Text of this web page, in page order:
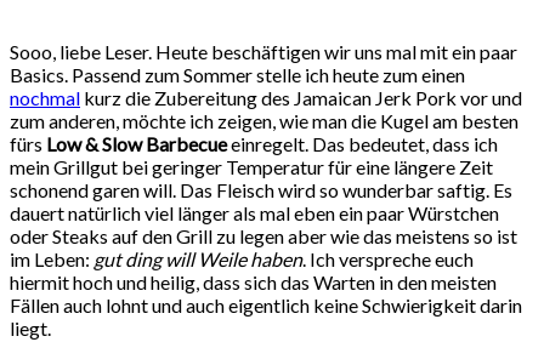
Sooo, liebe Leser. Heute beschäftigen wir uns mal mit ein paar
Basics. Passend zum Sommer stelle ich heute zum einen
nochmal kurz die Zubereitung des Jamaican Jerk Pork vor und
zum anderen, möchte ich zeigen, wie man die Kugel am besten
fürs Low & Slow Barbecueeinregelt. Das bedeutet, dass ich
mein Grillgut bei geringer Temperatur für eine längere Zeit
schonend garen will. Das Fleisch wird so wunderbar saftig. Es
dauert natürlich viel länger als mal eben ein paar Würstchen
oder Steaks auf den Grill zu legen aber wie das meistens so ist
im Leben: gut ding will Weile haben. Ich verspreche euch
hiermit hoch und heilig, dass sich das Warten in den meisten
Fällen auch lohnt und auch eigentlich keine Schwierigkeit darin
liegt.